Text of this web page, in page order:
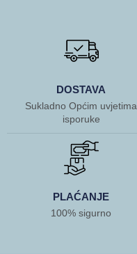
DOSTAVA
Sukladno Općim uvjetima
isporuke
PLAĆANJE
100% sigurno